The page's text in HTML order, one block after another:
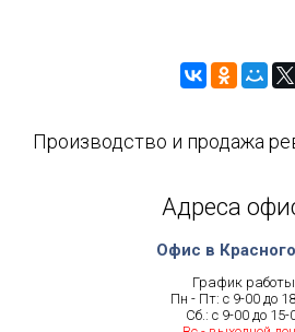
Производство и продажа
Адреса
Офис в
График
Пн - Пт: с 9-00 до
Сб.: с 9-00 до 15-